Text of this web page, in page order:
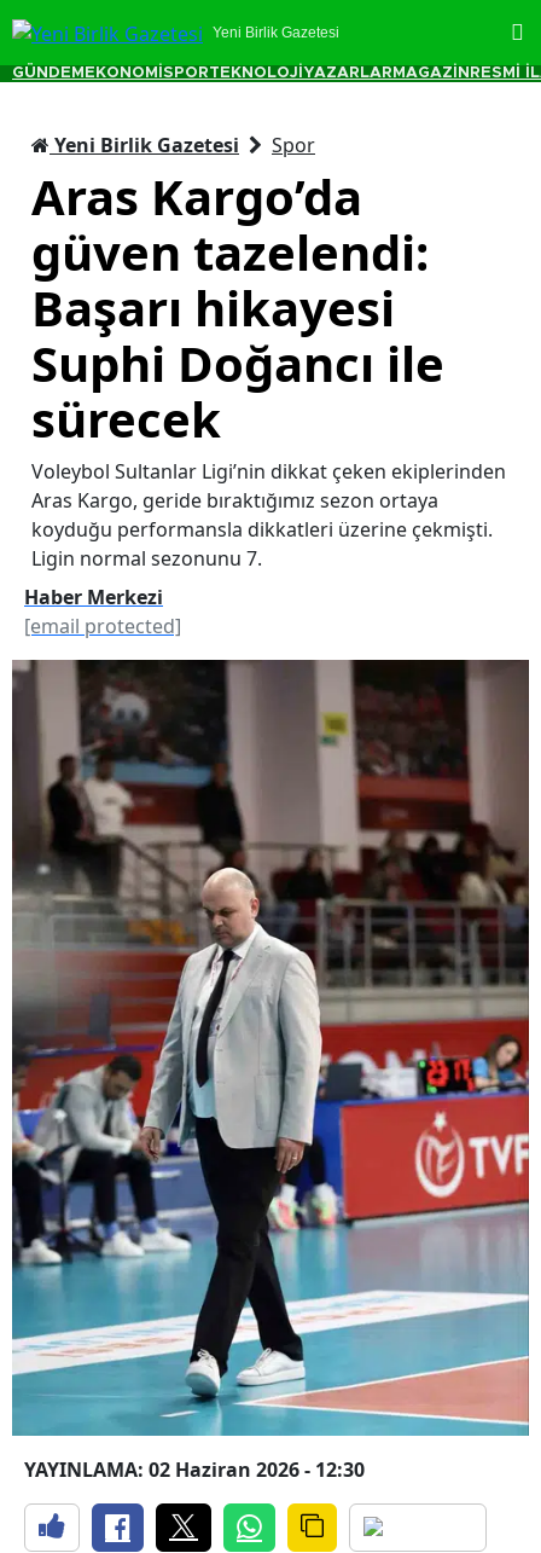
Yeni Birlik Gazetesi
GÜNDEM EKONOMİ SPORTEKNOLOJİ YAZARLAR MAGAZİN RESMİ
Yeni Birlik Gazetesi Spor
Aras Kargo’da
güven tazelendi:
Başarı hikayesi
Suphi Doğancı ile
sürecek
Voleybol Sultanlar Ligi’nin dikkat çeken ekiplerinden
Aras Kargo, geride bıraktığımız sezon ortaya
koyduğu performansla dikkatleri üzerine çekmişti.
Ligin normal sezonunu 7.
Haber Merkezi
[email protected]
YAYINLAMA: 02 Haziran 2026 - 12:30